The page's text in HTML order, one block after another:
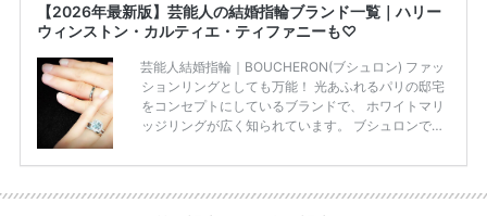
【2026年最新版】芸能人の結婚指輪ブランド一覧｜ハリー
ウィンストン・カルティエ・ティファニーも♡
芸能人結婚指輪｜BOUCHERON(ブシュロン) ファッ
ションリングとしても万能！ 光あふれるパリの邸宅
をコンセプトにしているブランドで、 ホワイトマリ
ッジリングが広く知られています。 ブシュロンで特
ング」は、 小栗さんと山田さんが結婚指輪に選ばれ
なので、 とても人気となっているのです。 その相場